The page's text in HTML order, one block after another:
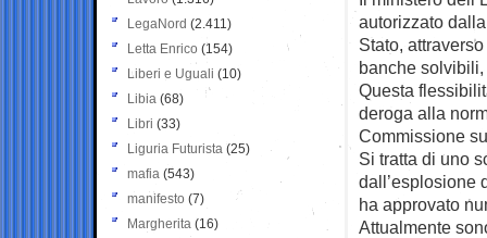
autorizzato
Stato,
banche
Questa
deroga alla
Commissione
Si tratta di uno
dall’esplosione
ha approvato
Attualmente
LegaNord (2.411)
Letta Enrico (154)
Liberi e Uguali (10)
Libia (68)
Libri (33)
Liguria Futurista (25)
mafia (543)
manifesto (7)
Margherita (16)